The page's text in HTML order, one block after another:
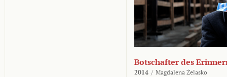
Botschafter des
2014 / Magdalena Żelasko